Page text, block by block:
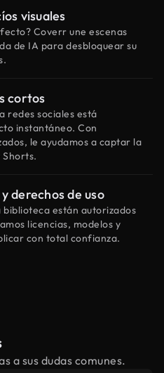
visuales
Coverr une escenas
de IA para desbloquear su
cortos
redes sociales está
instantáneo. Con
le ayudamos a captar la
Shorts.
derechos de uso
biblioteca están autorizados
licencias, modelos y
con total confianza.
a sus dudas comunes.